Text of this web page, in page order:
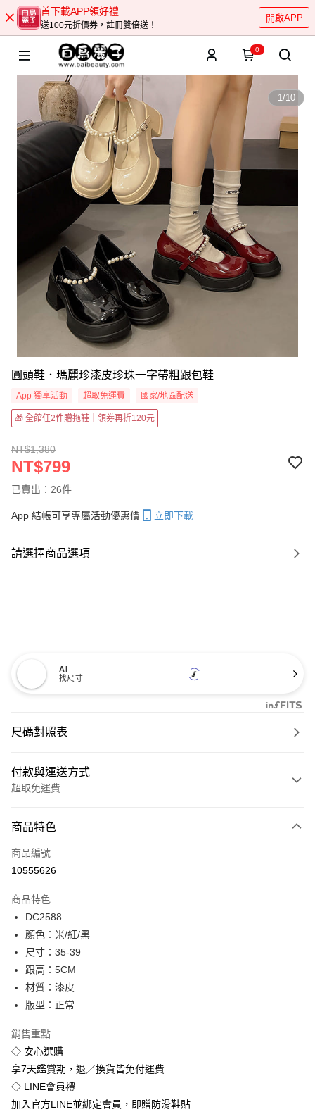
首下載APP領好禮
送100元折價券，註冊雙倍送！
開啟APP
0
1/10
圓頭鞋．瑪麗珍漆皮珍珠一字帶粗跟包鞋
App 獨享活動 超取免運費 國家/地區配送
🎁 全館任2件贈拖鞋｜領券再折120元
NT$1,380
NT$799
已賣出：26件
App 結帳可享專屬活動優惠價 立即下載
請選擇商品選項
AI
找尺寸
尺碼對照表
付款與運送方式
超取免運費
信用卡一次付款
超商取貨付款
Apple Pay
街口支付
悠遊付
Google Pay
運送方式
全家付款取貨
免運費
商品特色
商品編號
10555626
商品特色
DC2588
顏色：米/紅/黑
尺寸：35-39
跟高：5CM
材質：漆皮
版型：正常
銷售重點
◇ 安心選購
享7天鑑賞期，退／換貨皆免付運費
◇ LINE會員禮
加入官方LINE並綁定會員，即贈防滑鞋貼